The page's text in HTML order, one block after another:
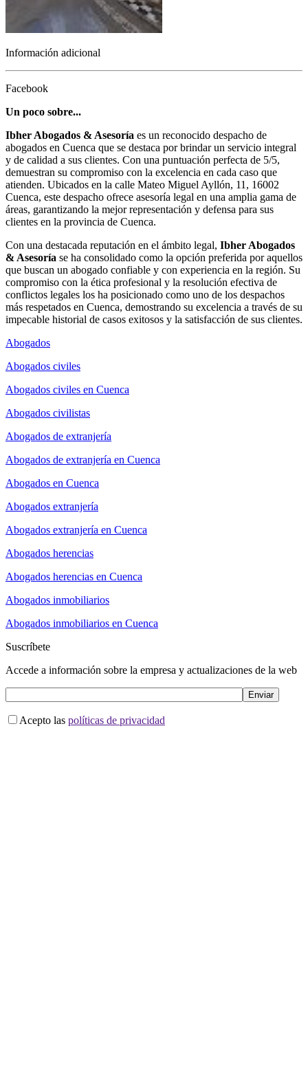
Información adicional
Facebook
Un poco sobre...
Ibher Abogados & Asesoría es un reconocido despacho de
abogados en Cuenca que se destaca por brindar un servicio integral
y de calidad a sus clientes. Con una puntuación perfecta de 5/5,
demuestran su compromiso con la excelencia en cada caso que
atienden. Ubicados en la calle Mateo Miguel Ayllón, 11, 16002
Cuenca, este despacho ofrece asesoría legal en una amplia gama de
áreas, garantizando la mejor representación y defensa para sus
clientes en la provincia de Cuenca.
Con una destacada reputación en el ámbito legal, Ibher Abogados
& Asesoría se ha consolidado como la opción preferida por aquellos
que buscan un abogado confiable y con experiencia en la región. Su
compromiso con la ética profesional y la resolución efectiva de
conflictos legales los ha posicionado como uno de los despachos
más respetados en Cuenca, demostrando su excelencia a través de su
impecable historial de casos exitosos y la satisfacción de sus clientes.
Abogados
Abogados civiles
Abogados civiles en Cuenca
Abogados civilistas
Abogados de extranjería
Abogados de extranjería en Cuenca
Abogados en Cuenca
Abogados extranjería
Abogados extranjería en Cuenca
Abogados herencias
Abogados herencias en Cuenca
Abogados inmobiliarios
Abogados inmobiliarios en Cuenca
Suscríbete
Accede a información sobre la empresa y actualizaciones de la web
Acepto las políticas de privacidad